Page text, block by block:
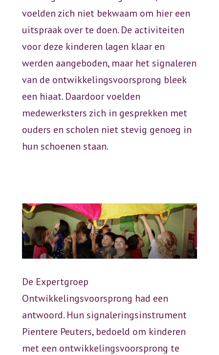
voelden zich niet bekwaam om hier een
uitspraak over te doen. De activiteiten
voor deze kinderen lagen klaar en
werden aangeboden, maar het signaleren
van de ontwikkelingsvoorsprong bleek
een hiaat. Daardoor voelden
medewerksters zich in gesprekken met
ouders en scholen niet stevig genoeg in
hun schoenen staan.
De Expertgroep
Ontwikkelingsvoorsprong had een
antwoord. Hun signaleringsinstrument
Pientere Peuters, bedoeld om kinderen
met een ontwikkelingsvoorsprong te